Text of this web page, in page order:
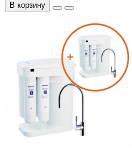
В корзину